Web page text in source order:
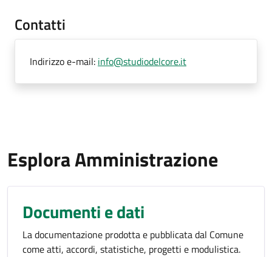
Contatti
Indirizzo e-mail: info@studiodelcore.it
Esplora Amministrazione
Documenti e dati
La documentazione prodotta e pubblicata dal Comune
come atti, accordi, statistiche, progetti e modulistica.